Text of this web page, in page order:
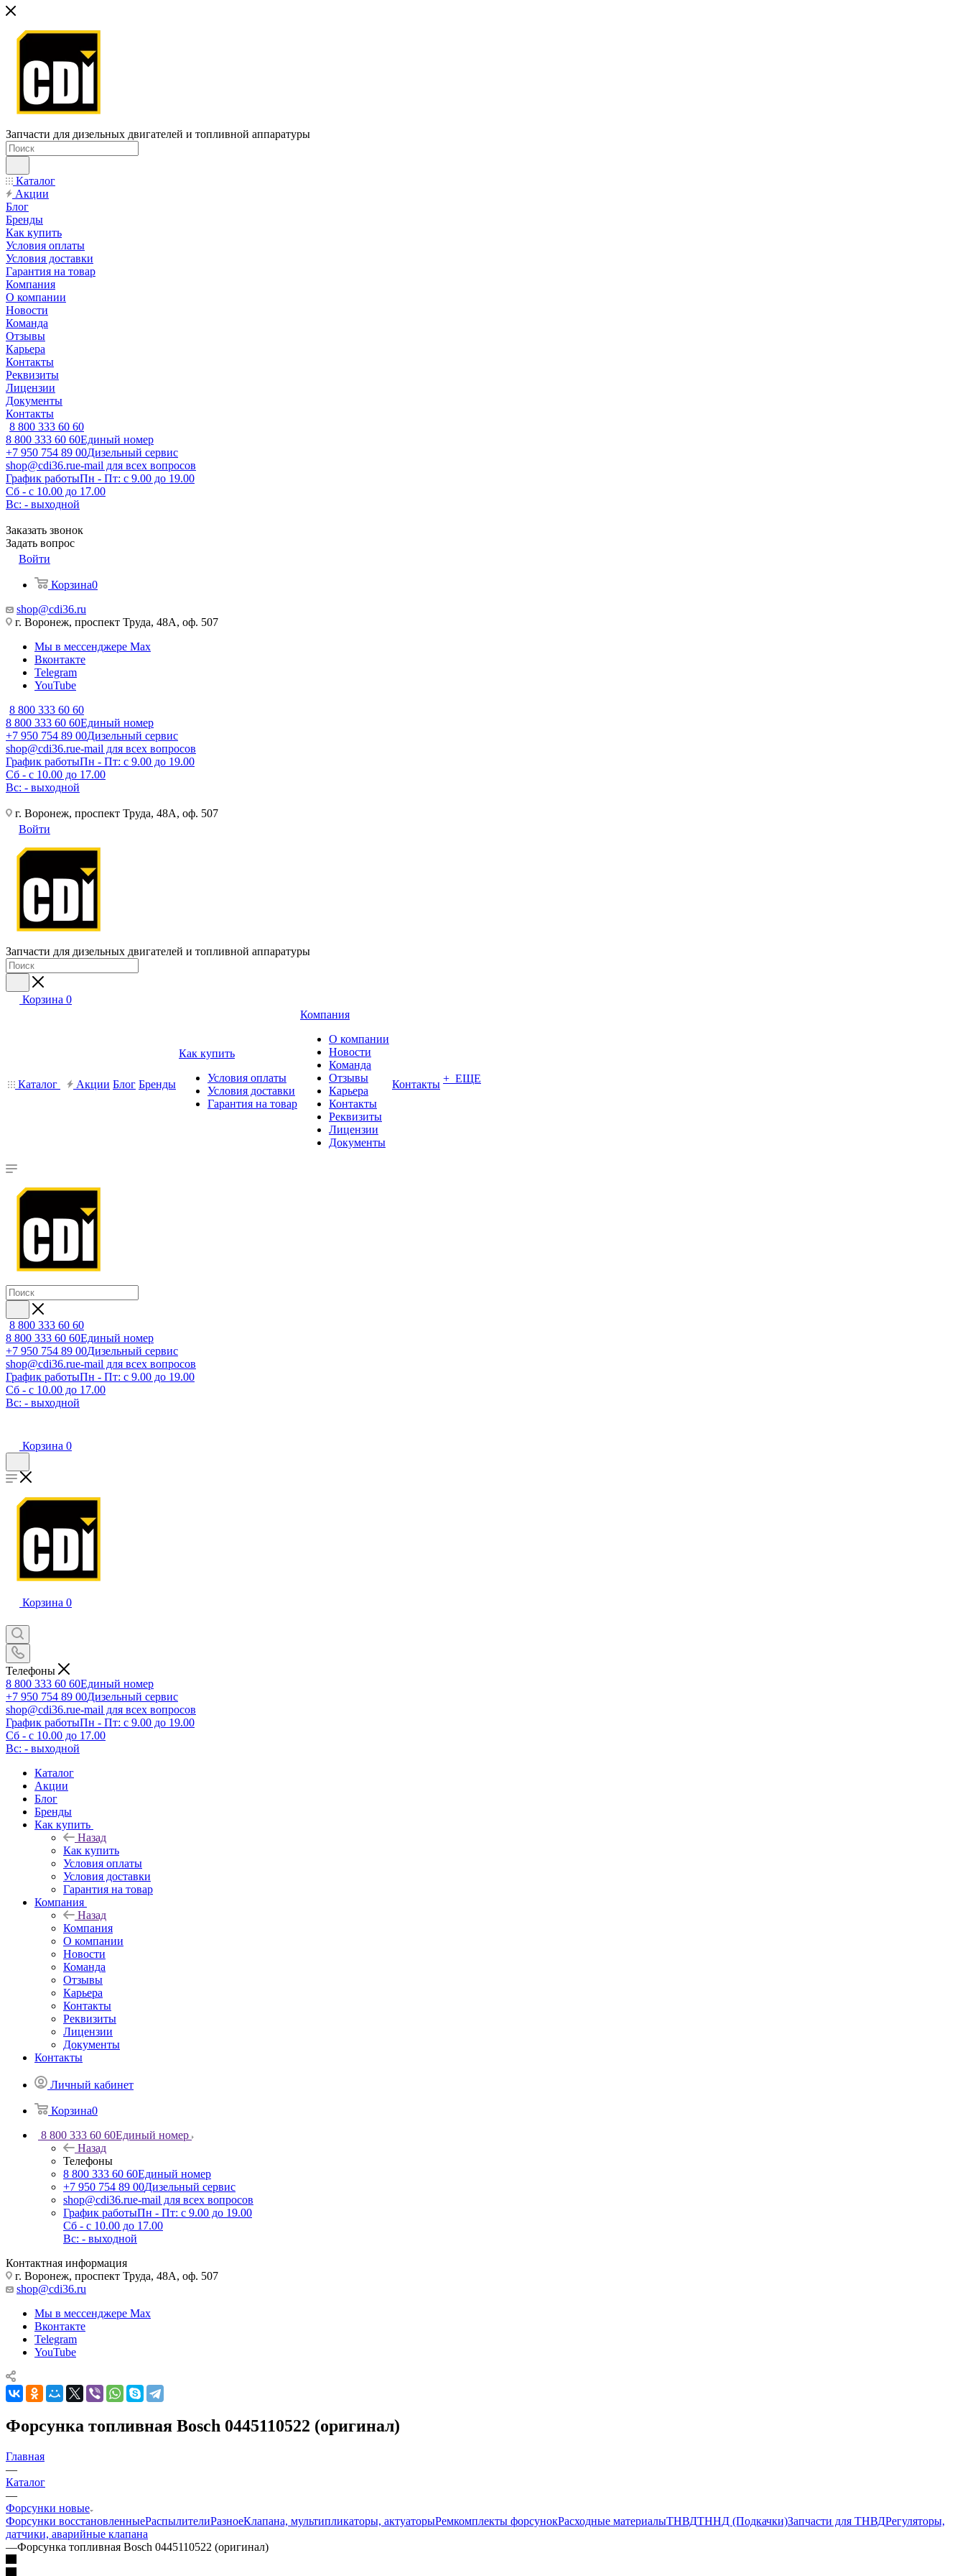
Запчасти для дизельных двигателей и топливной аппаратуры
Каталог
Акции
Блог
Бренды
Как купить
Условия оплаты
Условия доставки
Гарантия на товар
Компания
О компании
Новости
Команда
Отзывы
Карьера
Контакты
Реквизиты
Лицензии
Документы
Контакты
8 800 333 60 60
8 800 333 60 60Единый номер
+7 950 754 89 00Дизельный сервис
shop@cdi36.rue-mail для всех вопросов
График работыПн - Пт: с 9.00 до 19.00
Сб - с 10.00 до 17.00
Вс: - выходной
Заказать звонок
Задать вопрос
Войти
Корзина0
shop@cdi36.ru
г. Воронеж, проспект Труда, 48А, оф. 507
Мы в мессенджере Max
Вконтакте
Telegram
YouTube
8 800 333 60 60
8 800 333 60 60Единый номер
+7 950 754 89 00Дизельный сервис
shop@cdi36.rue-mail для всех вопросов
График работыПн - Пт: с 9.00 до 19.00
Сб - с 10.00 до 17.00
Вс: - выходной
г. Воронеж, проспект Труда, 48А, оф. 507
Войти
Запчасти для дизельных двигателей и топливной аппаратуры
Корзина 0
Каталог Акции Блог Бренды
Как купить
Условия оплаты
Условия доставки
Гарантия на товар
Компания
О компании
Новости
Команда
Отзывы
Карьера
Контакты
Реквизиты
Лицензии
Документы
Контакты + ЕЩЕ
8 800 333 60 60
8 800 333 60 60Единый номер
+7 950 754 89 00Дизельный сервис
shop@cdi36.rue-mail для всех вопросов
График работыПн - Пт: с 9.00 до 19.00
Сб - с 10.00 до 17.00
Вс: - выходной
Корзина 0
Корзина 0
Телефоны
8 800 333 60 60Единый номер
+7 950 754 89 00Дизельный сервис
shop@cdi36.rue-mail для всех вопросов
График работыПн - Пт: с 9.00 до 19.00
Сб - с 10.00 до 17.00
Вс: - выходной
Каталог
Акции
Блог
Бренды
Как купить
Назад
Как купить
Условия оплаты
Условия доставки
Гарантия на товар
Компания
Назад
Компания
О компании
Новости
Команда
Отзывы
Карьера
Контакты
Реквизиты
Лицензии
Документы
Контакты
Личный кабинет
Корзина0
8 800 333 60 60Единый номер
Назад
Телефоны
8 800 333 60 60Единый номер
+7 950 754 89 00Дизельный сервис
shop@cdi36.rue-mail для всех вопросов
График работыПн - Пт: с 9.00 до 19.00
Сб - с 10.00 до 17.00
Вс: - выходной
Контактная информация
г. Воронеж, проспект Труда, 48А, оф. 507
shop@cdi36.ru
Мы в мессенджере Max
Вконтакте
Telegram
YouTube
Форсунка топливная Bosch 0445110522 (оригинал)
Главная
—
Каталог
—
Форсунки новые
Форсунки восстановленныеРаспылителиРазноеКлапана, мультипликаторы, актуаторыРемкомплекты форсунокРасходные материалыТНВДТННД (Подкачки)Запчасти для ТНВДРегуляторы,
датчики, аварийные клапана
—Форсунка топливная Bosch 0445110522 (оригинал)